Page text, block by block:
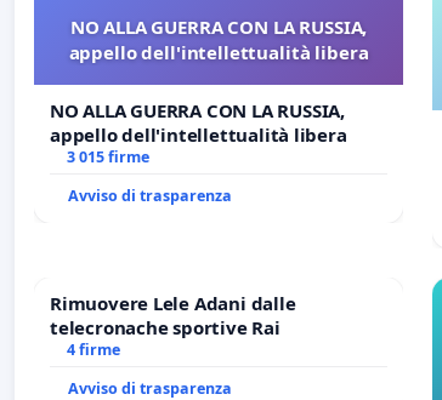
NO ALLA GUERRA CON LA RUSSIA,
appello dell'intellettualità libera
NO ALLA GUERRA CON LA RUSSIA,
appello dell'intellettualità libera
3 015 firme
Avviso di trasparenza
Rimuovere Lele Adani dalle
telecronache sportive Rai
4 firme
Avviso di trasparenza